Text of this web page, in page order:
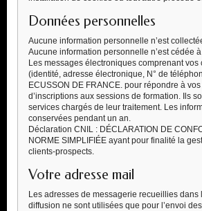
Données personnelles
Aucune information personnelle n’est
Aucune information personnelle n’est cédée
Les messages électroniques comprenant vos
(identité, adresse électronique, N° de
ECUSSON DE FRANCE. pour répondre à
d’inscriptions aux sessions de formation. Ils
services chargés de leur traitement. Les
conservées pendant un an.
Déclaration CNIL : DÉCLARATION DE
NORME SIMPLIFIÉE ayant pour finalité la
clients-prospects.
Votre adresse mail
Les adresses de messagerie recueillies dans
diffusion ne sont utilisées que pour l’envoi